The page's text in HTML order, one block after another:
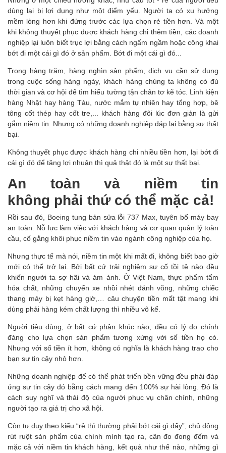
dùng lại bị lợi dụng như một điểm yếu. Người ta có xu hướng
mềm lòng hơn khi đứng trước các lựa chọn rẻ tiền hơn. Và một
khi không thuyết phục được khách hàng chi thêm tiền, các doanh
nghiệp lại luôn biết trục lợi bằng cách ngấm ngầm hoặc công khai
bớt đi một cái gì đó ở sản phẩm. Bớt đi một cái gì đó...
Trong hàng trăm, hàng nghìn sản phẩm, dịch vụ cần sử dụng
trong cuộc sống hàng ngày, khách hàng chúng ta không có đủ
thời gian và cơ hội để tìm hiểu tường tận chân tơ kẽ tóc. Linh kiện
hàng Nhật hay hàng Tàu, nước mắm tự nhiên hay tổng hợp, bê
tông cốt thép hay cốt tre,... khách hàng đôi lúc đơn giản là gửi
gắm niềm tin. Nhưng có những doanh nghiệp đáp lại bằng sự thất
bại.
Không thuyết phục được khách hàng chi nhiều tiền hơn, lại bớt đi
cái gì đó để tăng lợi nhuận thì quả thật đó là một sự thất bại.
An toàn và niềm tin
không phải thứ có thể mặc cả!
Rồi sau đó, Boeing tung bản sửa lỗi 737 Max, tuyên bố máy bay
an toàn. Nỗ lực làm việc với khách hàng và cơ quan quản lý toàn
cầu, cố gắng khôi phục niềm tin vào ngành công nghiệp của họ.
Nhưng thực tế mà nói, niềm tin một khi mất đi, không biết bao giờ
mới có thể trở lại. Bởi bất cứ trải nghiệm sự cố tồi tệ nào đều
khiến người ta sợ hãi và ám ảnh. Ở Việt Nam, thực phẩm tẩm
hóa chất, những chuyến xe nhồi nhét đánh võng, những chiếc
thang máy bị kẹt hàng giờ,… câu chuyện tiền mất tật mang khi
dùng phải hàng kém chất lượng thì nhiều vô kể.
Người tiêu dùng, ở bất cứ phân khúc nào, đều có lý do chính
đáng cho lựa chọn sản phẩm tương xứng với số tiền họ có.
Nhưng với số tiền ít hơn, không có nghĩa là khách hàng trao cho
bạn sự tin cậy nhỏ hơn.
Những doanh nghiệp để có thể phát triển bền vững đều phải đáp
ứng sự tin cậy đó bằng cách mang đến 100% sự hài lòng. Đó là
cách suy nghĩ và thái độ của người phục vụ chân chính, những
người tạo ra giá trị cho xã hội.
Còn tư duy theo kiểu “rẻ thì thường phải bớt cái gì đấy”, chủ động
rút ruột sản phẩm của chính mình tạo ra, cân đo đong đếm và
mặc cả với niềm tin khách hàng, kết quả như thế nào, những gì